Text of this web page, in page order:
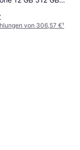
von 306,57 €¹